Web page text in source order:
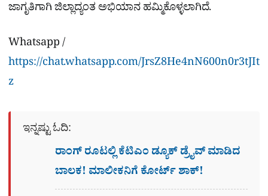
ಜಾಗೃತಿಗಾಗಿ ಜಿಲ್ಲಾದ್ಯಂತ ಅಭಿಯಾನ ಹಮ್ಮಿಕೊಳ್ಳಲಾಗಿದೆ.
Whatsapp /
https://chat.whatsapp.com/JrsZ8He4nN600n0r3tJIt
z
ಇನ್ನಷ್ಟು ಓದಿ:
ರಾಂಗ್​ ರೂಟಲ್ಲಿ ಕೆಟಿಎಂ ಡ್ಯೂಕ್ ಡ್ರೈವ್ ಮಾಡಿದ
ಬಾಲಕ! ಮಾಲೀಕನಿಗೆ ಕೋರ್ಟ್​ ಶಾಕ್!